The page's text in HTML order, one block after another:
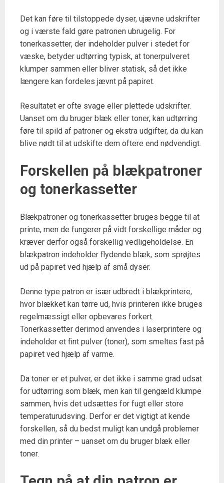
Det kan føre til tilstoppede dyser, ujævne udskrifter
og i værste fald gøre patronen ubrugelig. For
tonerkassetter, der indeholder pulver i stedet for
væske, betyder udtørring typisk, at tonerpulveret
klumper sammen eller bliver statisk, så det ikke
længere kan fordeles jævnt på papiret.
Resultatet er ofte svage eller plettede udskrifter.
Uanset om du bruger blæk eller toner, kan udtørring
føre til spild af patroner og ekstra udgifter, da du kan
blive nødt til at udskifte dem oftere end nødvendigt.
Forskellen på blækpatroner
og tonerkassetter
Blækpatroner og tonerkassetter bruges begge til at
printe, men de fungerer på vidt forskellige måder og
kræver derfor også forskellig vedligeholdelse. En
blækpatron indeholder flydende blæk, som sprøjtes
ud på papiret ved hjælp af små dyser.
Denne type patron er især udbredt i blækprintere,
hvor blækket kan tørre ud, hvis printeren ikke bruges
regelmæssigt eller opbevares forkert.
Tonerkassetter derimod anvendes i laserprintere og
indeholder et fint pulver (toner), som smeltes fast på
papiret ved hjælp af varme.
Da toner er et pulver, er det ikke i samme grad udsat
for udtørring som blæk, men kan til gengæld klumpe
sammen, hvis det udsættes for fugt eller store
temperaturudsving. Derfor er det vigtigt at kende
forskellen, så du bedst muligt kan undgå problemer
med din printer – uanset om du bruger blæk eller
toner.